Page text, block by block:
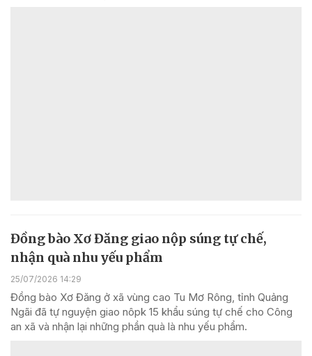
Đồng bào Xơ Đăng giao nộp súng tự chế,
nhận quà nhu yếu phẩm
25/07/2026 14:29
Đồng bào Xơ Đăng ở xã vùng cao Tu Mơ Rông, tỉnh Quảng
Ngãi đã tự nguyện giao nôpk 15 khẩu súng tự chế cho Công
an xã và nhận lại những phần quà là nhu yếu phẩm.